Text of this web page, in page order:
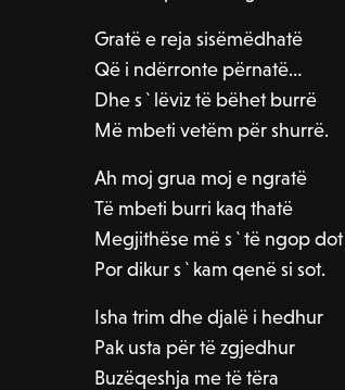
Gratë e reja sisëmëdhatë
Që i ndërronte përnatë…
Dhe s`lëviz të bëhet burrë
Më mbeti vetëm për shurrë.
Ah moj grua moj e ngratë
Të mbeti burri kaq thatë
Megjithëse më s`të ngop dot
Por dikur s`kam qenë si sot.
Isha trim dhe djalë i hedhur
Pak usta për të zgjedhur
Buzëqeshja me të tëra